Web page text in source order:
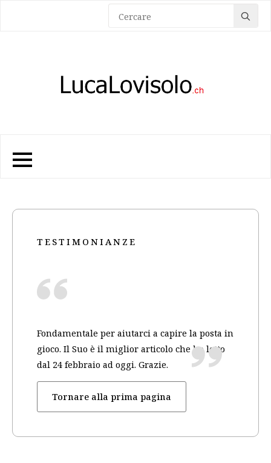
for:
TESTIMONIANZE
Fondamentale per aiutarci a capire la posta in
gioco. Il Suo è il miglior articolo che ho letto
dal 24 febbraio ad oggi. Grazie.
Tornare alla prima pagina